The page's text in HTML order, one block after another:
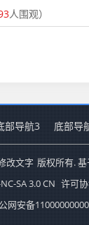
人围观）
部导航3 底部导
改文字 版权所有.
SA 3.0 CN 许可
网安备